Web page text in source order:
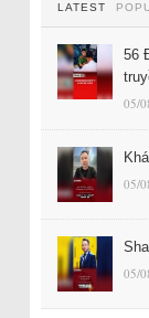
LATEST
56
05/
05/
05/